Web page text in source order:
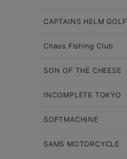
CAPTAINS HELM GOLF
Chaos Fishing Club
SON OF THE CHEESE
INCOMPLETE TOKYO
SOFTMACHINE
SAMS MOTORCYCLE